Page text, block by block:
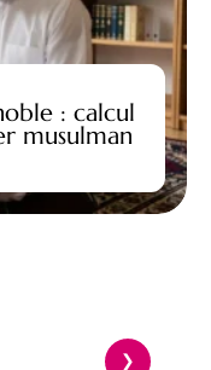
: calcul
musulman